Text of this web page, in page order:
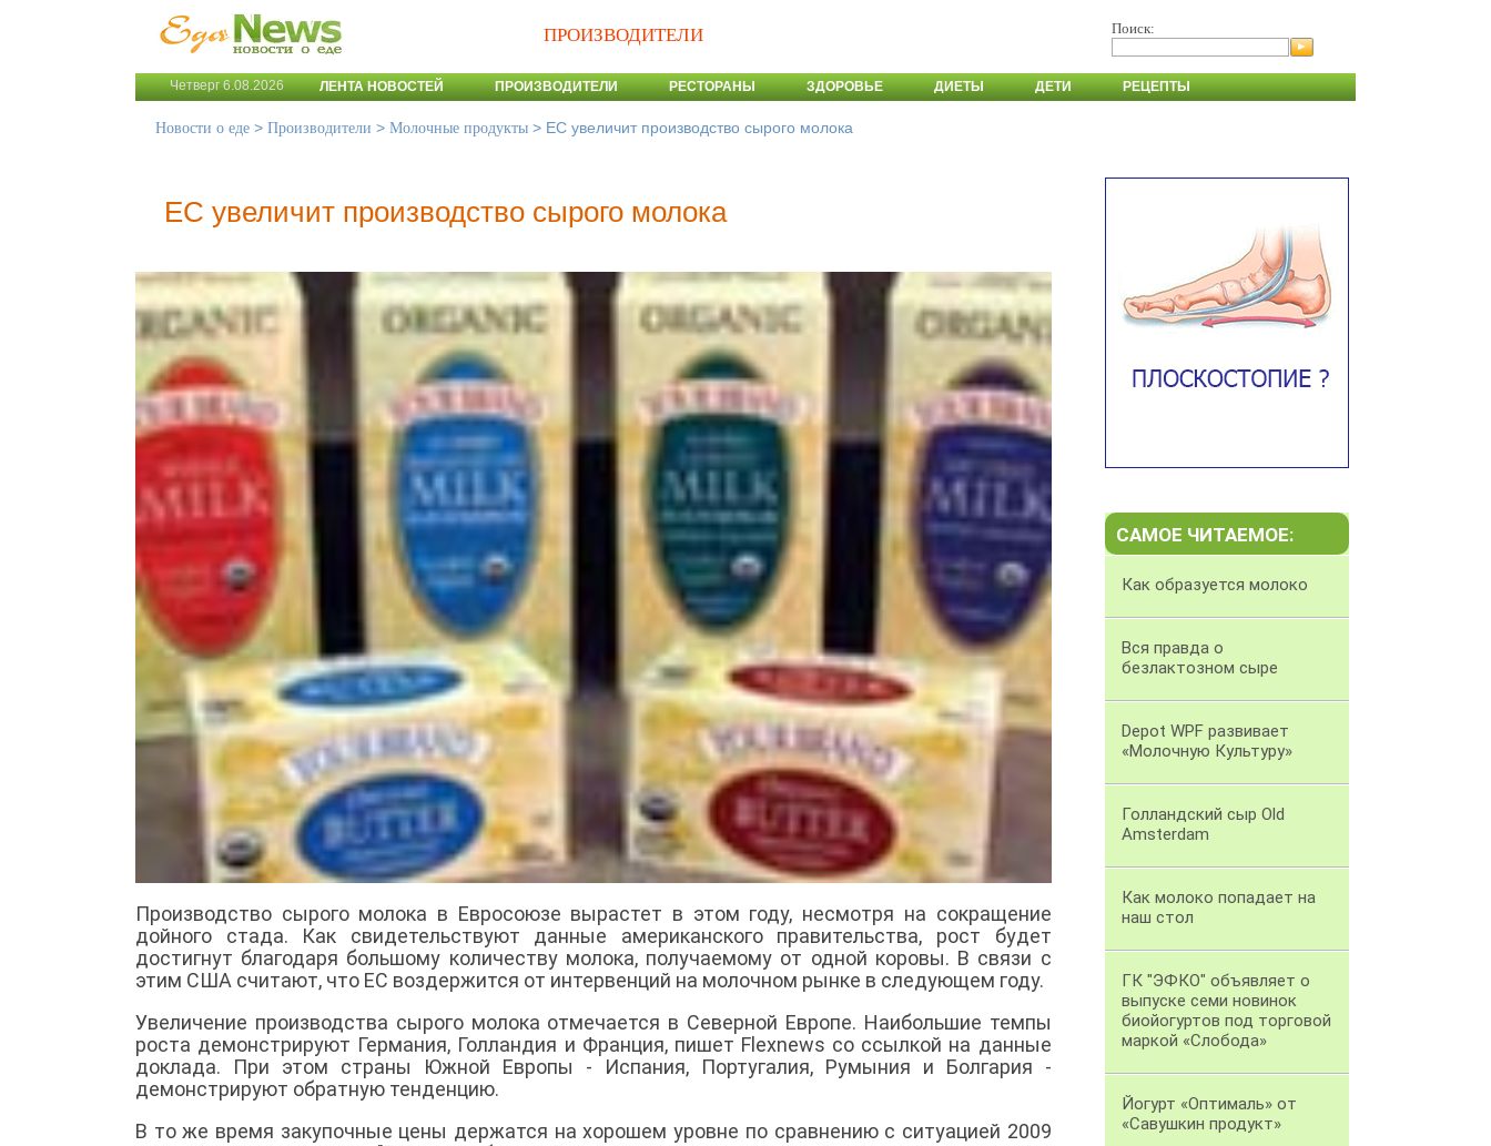
ПРОИЗВОДИТЕЛИ Поиск:
Четверг 6.08.2026 ЛЕНТА НОВОСТЕЙ ПРОИЗВОДИТЕЛИ РЕСТОРАНЫ ЗДОРОВЬЕ ДИЕТЫ ДЕТИ РЕЦЕПТЫ
Новости о еде > Производители > Молочные продукты > ЕС увеличит производство сырого молока
ЕС увеличит производство сырого молока
Производство сырого молока в Евросоюзе вырастет в этом году, несмотря на сокращение
дойного стада. Как свидетельствуют данные американского правительства, рост будет
достигнут благодаря большому количеству молока, получаемому от одной коровы. В связи с
этим США считают, что ЕС воздержится от интервенций на молочном рынке в следующем году.
Увеличение производства сырого молока отмечается в Северной Европе. Наибольшие темпы
роста демонстрируют Германия, Голландия и Франция, пишет Flexnews со ссылкой на данные
доклада. При этом страны Южной Европы - Испания, Португалия, Румыния и Болгария -
демонстрируют обратную тенденцию.
В то же время закупочные цены держатся на хорошем уровне по сравнению с ситуацией 2009
САМОЕ ЧИТАЕМОЕ:
Как образуется молоко
Вся правда о
безлактозном сыре
Depot WPF развивает
«Молочную Культуру»
Голландский сыр Old
Amsterdam
Как молоко попадает на
наш стол
ГК "ЭФКО" объявляет о
выпуске семи новинок
биойогуртов под торговой
маркой «Слобода»
Йогурт «Оптималь» от
«Савушкин продукт»